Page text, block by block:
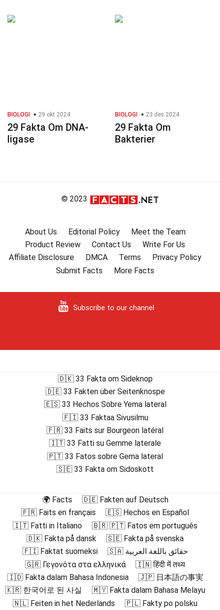
BIOLOGI 29 okt 2024
29 Fakta Om DNA-
ligase
BIOLOGI 23 des 2024
29 Fakta Om
Bakterier
© 2023
About Us Editorial Policy
Meet the Team
Product Review
Contact Us
Write For Us
Affiliate Disclosure
DMCA Terms
Privacy Policy
Submit Facts
More Facts
Subscribe to our channel
🇩🇰 33 Fakta om Sideknop
🇩🇪 33 Fakten über Seitenknospe
🇪🇸 33 Hechos Sobre Yema lateral
🇫🇮 33 Faktaa Sivusilmu
🇫🇷 33 Faits sur Bourgeon latéral
🇮🇹 33 Fatti su Gemme laterale
🇵🇹 33 Fatos sobre Gema lateral
🇸🇪 33 Fakta om Sidoskott
🌍 Facts
🇩🇪 Fakten auf Deutsch
🇫🇷 Faits en français
🇪🇸 Hechos en Español
🇮🇹 Fatti in Italiano
🇧🇷 🇵🇹 Fatos em português
🇩🇰 Fakta på dansk
🇸🇪 Fakta på svenska
🇫🇮 Faktat suomeksi
🇸🇦 حقائق باللغة العربية
🇬🇷 Γεγονότα στα ελληνικά
🇮🇳 हिंदी में तथ्य
🇮🇩 Fakta dalam Bahasa Indonesia
🇯🇵 日本語の事実
🇰🇷 한국어로 된 사실
🇲🇾 Fakta dalam Bahasa Melayu
🇳🇱 Feiten in het Nederlands
🇵🇱 Fakty po polsku